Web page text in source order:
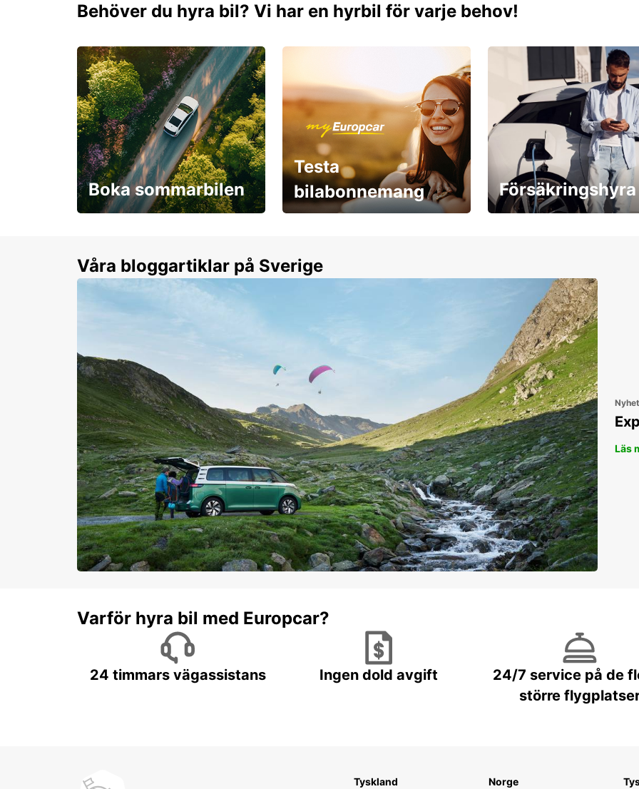
Behöver du hyra bil? Vi har en hyrbil för varje behov!
Boka sommarbilen
Testa
bilabonnemang
Försäkringshyra
Våra bloggartiklar på Sverige
Nyhet
Läs
Varför hyra bil med Europcar?
24 timmars vägassistans Ingen dold avgift
24/7 service på de
större
Tyskland
Norge